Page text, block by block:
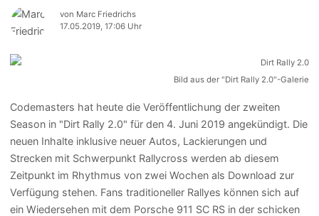
von Marc Friedrichs
17.05.2019, 17:06 Uhr
Bild aus der "Dirt Rally 2.0"-Galerie
Codemasters hat heute die Veröffentlichung der zweiten
Season in "Dirt Rally 2.0" für den 4. Juni 2019 angekündigt. Die
neuen Inhalte inklusive neuer Autos, Lackierungen und
Strecken mit Schwerpunkt Rallycross werden ab diesem
Zeitpunkt im Rhythmus von zwei Wochen als Download zur
Verfügung stehen. Fans traditioneller Rallyes können sich auf
ein Wiedersehen mit dem Porsche 911 SC RS in der schicken